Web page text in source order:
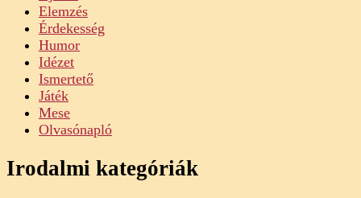
Elemzés
Érdekesség
Humor
Idézet
Ismertető
Játék
Mese
Olvasónapló
Irodalmi kategóriák